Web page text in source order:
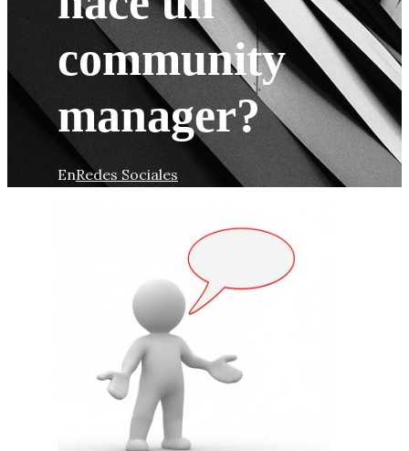
community
manager?
EnRedes Sociales